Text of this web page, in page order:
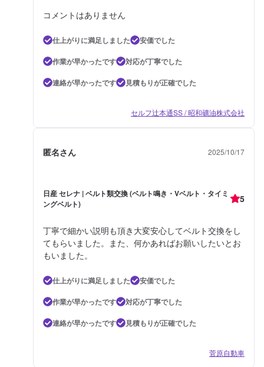
コメントはありません
仕上がりに満足しました
安価でした
作業が早かったです
対応が丁寧でした
連絡が早かったです
見積もりが正確でした
セルフ辻本通SS / 昭和礦油株式会社
匿名さん 2025/10/17
日産 セレナ | ベルト類交換 (ベルト鳴き・Vベルト・タイミ
ングベルト)
5
丁寧で細かい説明も頂き大変安心してベルト交換をし
てもらいました。また、何かあればお願いしたいとお
もいました。
仕上がりに満足しました
安価でした
作業が早かったです
対応が丁寧でした
連絡が早かったです
見積もりが正確でした
菅原自動車